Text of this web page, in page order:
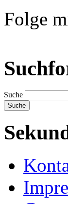
Folge
Suche